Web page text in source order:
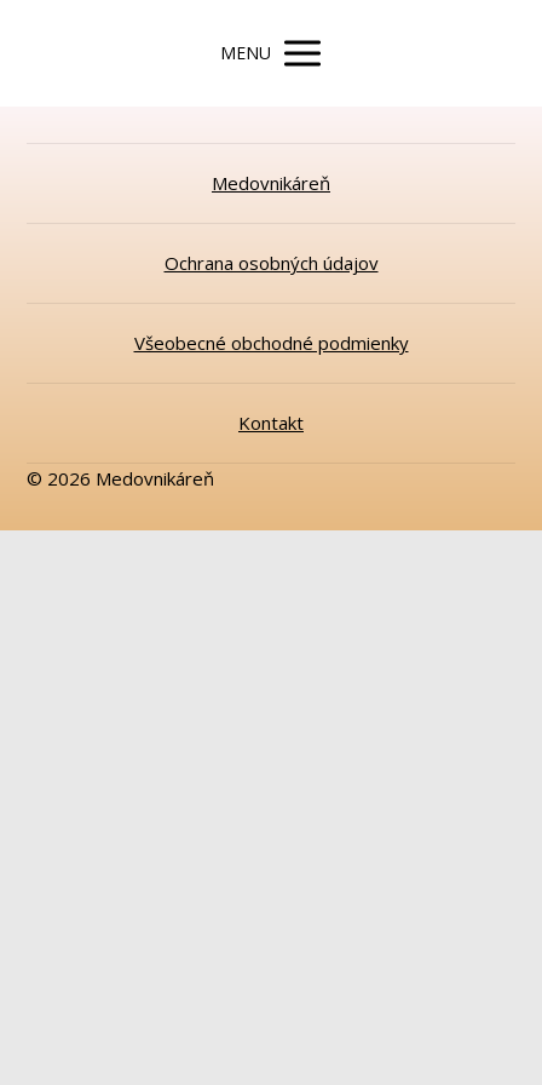
MENU
Medovnikáreň
Ochrana osobných údajov
Všeobecné obchodné podmienky
Kontakt
© 2026 Medovnikáreň